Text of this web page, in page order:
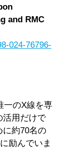
and RMC
024-76796-
一のX線を専
活用だけで
に約70名の
励んでいま